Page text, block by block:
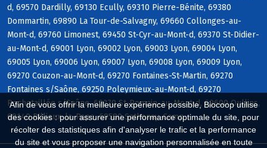
Afin de vous offrir la meilleure expérience possible, Biocoop utilise
des cookies : pour assurer une performance optimale du site, pour
récolter des statistiques afin d'analyser le trafic et la performance
du site et vous proposer une navigation personnalisée en toute
d, 69570 Dardilly, 69130 Ecully, 69310 Pierre-Bénite, 69380
Dommartin, 69890 La Tour-de-Salvagny, 69660 Collonges-au-
Mont-d, 69760 Limonest, 69450 St-Cyr-au-Mont-d, 69370 St-Didier-
au-Mont-d, 69001 Lyon, 69002 Lyon, 69003 Lyon, 69004 Lyon,
69005 Lyon, 69006 Lyon, 69007 Lyon, 69008 Lyon, 69009 Lyon,
69270 Couzon-au-Mont-d, 69270 Fontaines-St-Martin, 69270
Fontaines s/Saône, 69250 Poleymieux-au-Mont-d, 69270
Rochetaillée s/Saône, 69270 St-Romain-au-Mont-d, 69600 Oullins,
69140 Rillieux-la-Pape, 69580 Sathonay-Camp